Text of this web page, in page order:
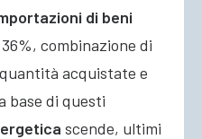
di beni
combinazione di
acquistate e
base di questi
scende, ultimi